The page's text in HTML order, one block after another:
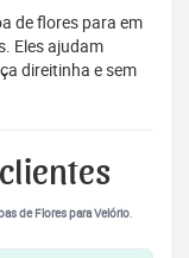
de flores para em
Eles ajudam
direitinha e sem
de Flores para Velório.